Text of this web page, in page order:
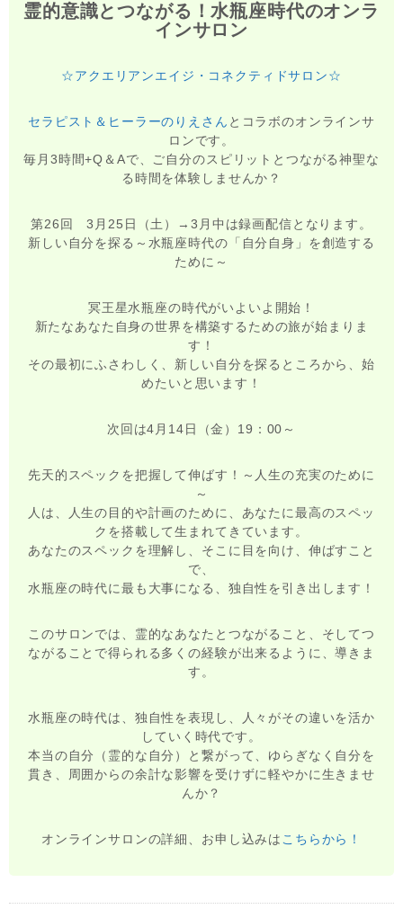
霊的意識とつながる！水瓶座時代のオンラ
インサロン
☆アクエリアンエイジ・コネクティドサロン☆
セラピスト＆ヒーラーのりえさん とコラボのオンラインサ
ロンです。
毎月3時間+Q＆Aで、ご自分のスピリットとつながる神聖な
る時間を体験しませんか？
第26回 3月25日（土）→3月中は録画配信となります。
新しい自分を探る～水瓶座時代の「自分自身」を創造する
ために～
冥王星水瓶座の時代がいよいよ開始！
新たなあなた自身の世界を構築するための旅が始まりま
す！
その最初にふさわしく、新しい自分を探るところから、始
めたいと思います！
次回は4月14日（金）19：00～
先天的スペックを把握して伸ばす！～人生の充実のために
～
人は、人生の目的や計画のために、あなたに最高のスペッ
クを搭載して生まれてきています。
あなたのスペックを理解し、そこに目を向け、伸ばすこと
で、
水瓶座の時代に最も大事になる、独自性を引き出します！
このサロンでは、霊的なあなたとつながること、そしてつ
ながることで得られる多くの経験が出来るように、導きま
す。
水瓶座の時代は、独自性を表現し、人々がその違いを活か
していく時代です。
本当の自分（霊的な自分）と繋がって、ゆらぎなく自分を
貫き、周囲からの余計な影響を受けずに軽やかに生きませ
んか？
オンラインサロンの詳細、お申し込みは こちらから！